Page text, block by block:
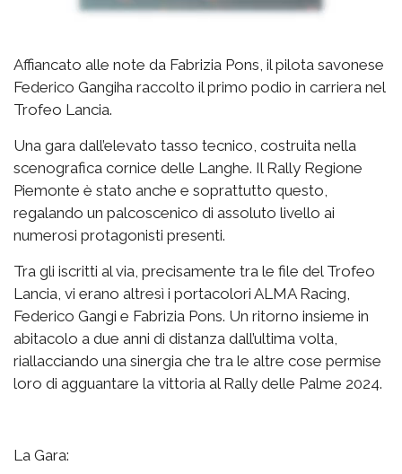
Affiancato alle note da Fabrizia Pons, il pilota savonese
Federico Gangiha raccolto il primo podio in carriera nel
Trofeo Lancia.
Una gara dall’elevato tasso tecnico, costruita nella
scenografica cornice delle Langhe. Il Rally Regione
Piemonte è stato anche e soprattutto questo,
regalando un palcoscenico di assoluto livello ai
numerosi protagonisti presenti.
Tra gli iscritti al via, precisamente tra le file del Trofeo
Lancia, vi erano altresì i portacolori ALMA Racing,
Federico Gangi e Fabrizia Pons. Un ritorno insieme in
abitacolo a due anni di distanza dall’ultima volta,
riallacciando una sinergia che tra le altre cose permise
loro di agguantare la vittoria al Rally delle Palme 2024.
La Gara: